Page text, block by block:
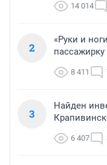
14 014
2
«Руки и
пассажирку
8 411
3
Найден
6 407